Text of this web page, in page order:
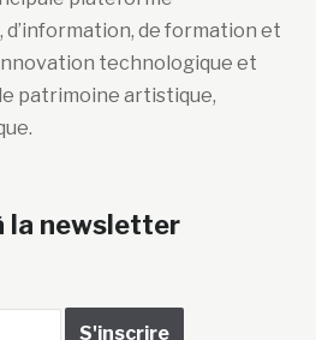
de formation et
technologique et
patrimoine artistique,
la newsletter